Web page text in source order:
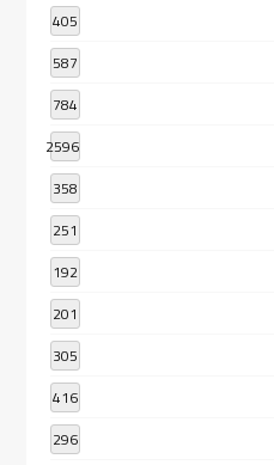
405
587
784
2596
358
251
192
201
305
416
296